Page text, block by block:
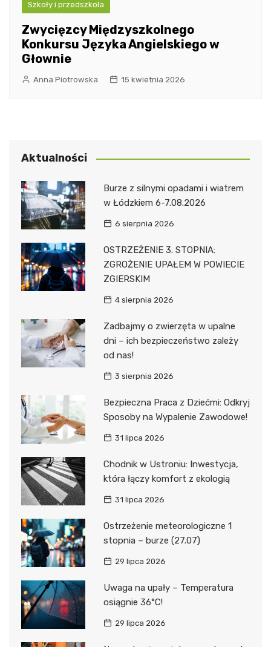
Szkoły i przedszkola
Zwycięzcy Międzyszkolnego
Konkursu Języka Angielskiego w
Głownie
Anna Piotrowska 15 kwietnia 2026
Aktualności
Burze z silnymi opadami i wiatrem
w Łódzkiem 6-7.08.2026
6 sierpnia 2026
OSTRZEŻENIE 3. STOPNIA:
ZGROŻENIE UPAŁEM W POWIECIE
ZGIERSKIM
4 sierpnia 2026
Zadbajmy o zwierzęta w upalne
dni – ich bezpieczeństwo zależy
od nas!
3 sierpnia 2026
Bezpieczna Praca z Dziećmi: Odkryj
Sposoby na Wypalenie Zawodowe!
31 lipca 2026
Chodnik w Ustroniu: Inwestycja,
która łączy komfort z ekologią
31 lipca 2026
Ostrzeżenie meteorologiczne 1
stopnia – burze (27.07)
29 lipca 2026
Uwaga na upały – Temperatura
osiągnie 36°C!
29 lipca 2026